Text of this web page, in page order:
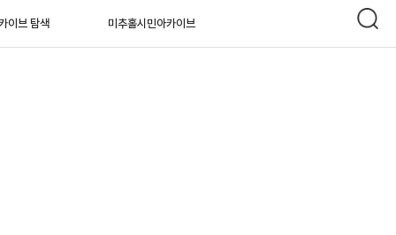
이브 탐색 미추홀시민아카이브